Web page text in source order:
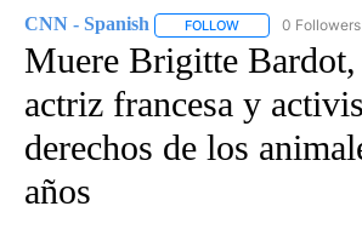
CNN - Spanish FOLLOW FOLLOW "CNN -
0 Followers
Muere Brigitte Bardot,
actriz francesa y
derechos de los
años